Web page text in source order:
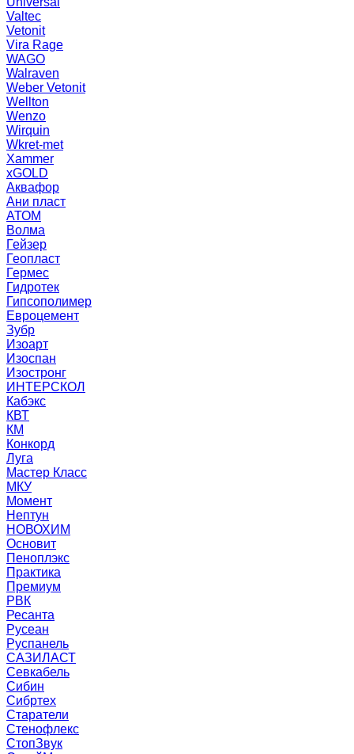
Valtec
Vetonit
Vira Rage
WAGO
Walraven
Weber Vetonit
Wellton
Wenzo
Wirquin
Wkret-met
Xammer
xGOLD
Аквафор
Ани пласт
АТОМ
Волма
Гейзер
Геопласт
Гермес
Гидротек
Гипсополимер
Евроцемент
Зубр
Изоарт
Изоспан
Изостронг
ИНТЕРСКОЛ
Кабэкс
КВТ
КМ
Конкорд
Луга
Мастер Класс
МКУ
Момент
Нептун
НОВОХИМ
Основит
Пеноплэкс
Практика
Премиум
РВК
Ресанта
Русеан
Руспанель
САЗИЛАСТ
Севкабель
Сибин
Сибртех
Старатели
Стенофлекс
СтопЗвук